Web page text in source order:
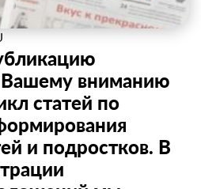
Вашему вниманию
статей по
и подростков. В